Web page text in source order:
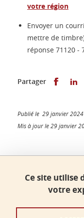
votre région
Envoyer un
mettre de
réponse 71120 -
Partager
Publié le 29 janvier 2024
Mis à jour le 29 janvier
Faculté de
Bâtiment B - Phitem
230 rue de la
Ce site utilise
votre